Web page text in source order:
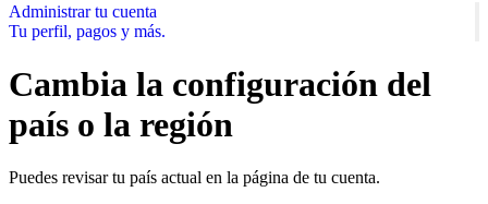
Administrar tu cuenta
Tu perfil, pagos y más.
Cambia la configuración del
país o la región
Puedes revisar tu país actual en la página de tu cuenta.